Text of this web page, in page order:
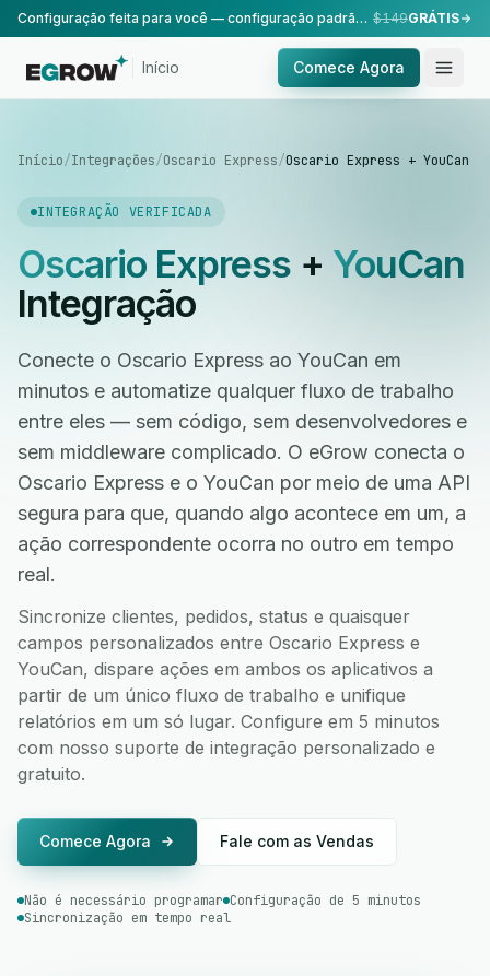
Configuração feita para você — configuração padrão, realizada pela nossa equipe. $149GRÁTIS
Início Comece Agora
Início/Integrações/Oscario Express/Oscario Express + YouCan
INTEGRAÇÃO VERIFICADA
Oscario Express+ YouCan
Integração
Conecte o Oscario Express ao YouCan em
minutos e automatize qualquer fluxo de trabalho
entre eles — sem código, sem desenvolvedores e
sem middleware complicado. O eGrow conecta o
Oscario Express e o YouCan por meio de uma API
segura para que, quando algo acontece em um, a
ação correspondente ocorra no outro em tempo
real.
Sincronize clientes, pedidos, status e quaisquer
campos personalizados entre Oscario Express e
YouCan, dispare ações em ambos os aplicativos a
partir de um único fluxo de trabalho e unifique
relatórios em um só lugar. Configure em 5 minutos
com nosso suporte de integração personalizado e
gratuito.
Comece Agora Fale com as Vendas
Não é necessário programar Configuração de 5 minutos
Sincronização em tempo real